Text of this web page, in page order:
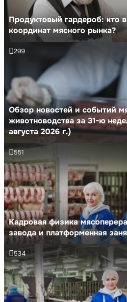
Продуктовый гардероб: кто
координат мясного рынка?
Обзор новостей и событий
животноводства за 31-ю
августа 2026 г.)
299
Кадровая физика
завода и платформенная
551
534